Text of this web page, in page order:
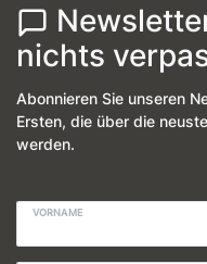
nichts
Abonnieren Sie unseren
Ersten, die über die
werden.
VORNAME